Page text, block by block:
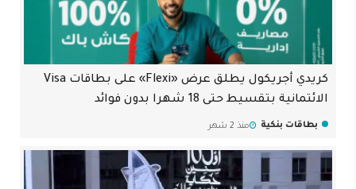
كريدي أجريكول يطلق عرض «Flexi» على بطاقات Visa
الائتمانية بتقسيط حتى 18 شهرا بدون فوائد
بطاقات بنكية منذ 2 شهر